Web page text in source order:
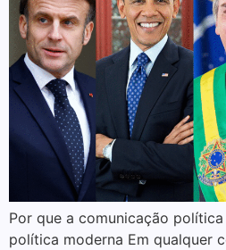
Por que a comunicação
política moderna Em qualquer